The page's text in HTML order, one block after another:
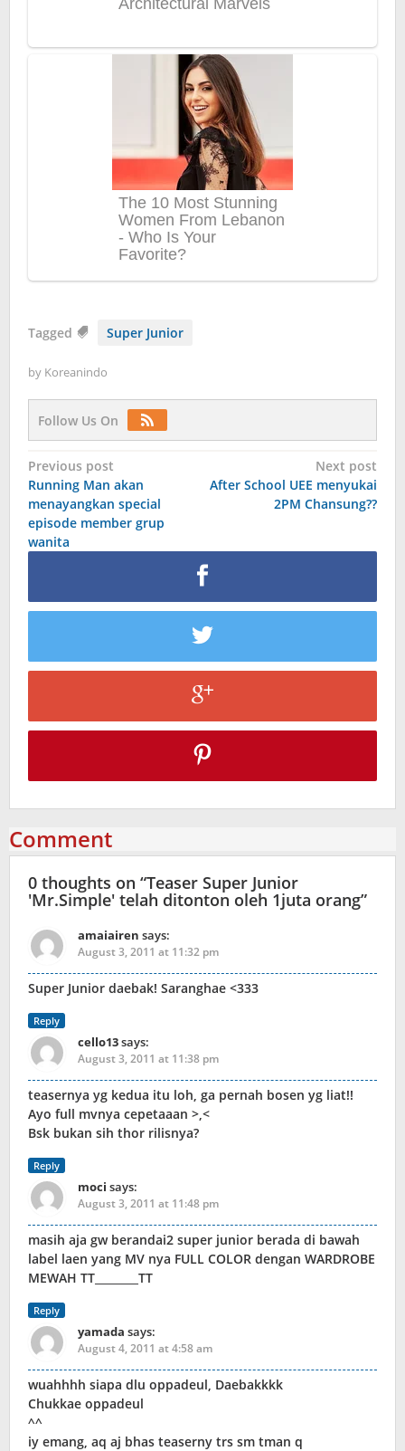
Tagged Super Junior
by Koreanindo
Follow Us On
Post
navigation
Previous post
Running Man akan
menayangkan special
episode member grup
wanita
Next post
After School UEE menyukai
2PM Chansung??
Comment
0 thoughts on “Teaser Super Junior
'Mr.Simple' telah ditonton oleh 1juta orang”
amaiairen says:
August 3, 2011 at 11:32 pm
Super Junior daebak! Saranghae <333
Reply
cello13says:
August 3, 2011 at 11:38 pm
teasernya yg kedua itu loh, ga pernah bosen yg liat!!
Ayo full mvnya cepetaaan >,<
Bsk bukan sih thor rilisnya?
Reply
moci says:
August 3, 2011 at 11:48 pm
masih aja gw berandai2 super junior berada di bawah
label laen yang MV nya FULL COLOR dengan WARDROBE
MEWAH TT________TT
Reply
yamada says:
August 4, 2011 at 4:58 am
wuahhhh siapa dlu oppadeul, Daebakkkk
Chukkae oppadeul
^^
iy emang, aq aj bhas teaserny trs sm tman q